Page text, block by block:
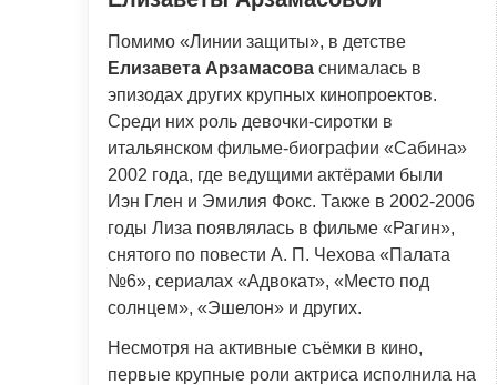
Помимо «Линии защиты», в детстве
Елизавета Арзамасова снималась в
эпизодах других крупных кинопроектов.
Среди них роль девочки-сиротки в
итальянском фильме-биографии «Сабина»
2002 года, где ведущими актёрами были
Иэн Глен и Эмилия Фокс. Также в 2002-2006
годы Лиза появлялась в фильме «Рагин»,
снятого по повести А. П. Чехова «Палата
№6», сериалах «Адвокат», «Место под
солнцем», «Эшелон» и других.
Несмотря на активные съёмки в кино,
первые крупные роли актриса исполнила на